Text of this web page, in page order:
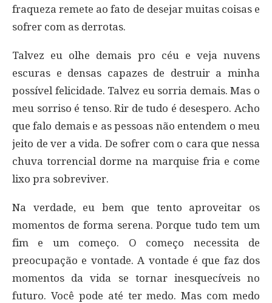
fraqueza remete ao fato de desejar muitas coisas e
sofrer com as derrotas.
Talvez eu olhe demais pro céu e veja nuvens
escuras e densas capazes de destruir a minha
possível felicidade. Talvez eu sorria demais. Mas o
meu sorriso é tenso. Rir de tudo é desespero. Acho
que falo demais e as pessoas não entendem o meu
jeito de ver a vida. De sofrer com o cara que nessa
chuva torrencial dorme na marquise fria e come
lixo pra sobreviver.
Na verdade, eu bem que tento aproveitar os
momentos de forma serena. Porque tudo tem um
fim e um começo. O começo necessita de
preocupação e vontade. A vontade é que faz dos
momentos da vida se tornar inesquecíveis no
futuro. Você pode até ter medo. Mas com medo